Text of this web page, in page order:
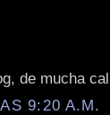
de mucha
9:20 A.M.